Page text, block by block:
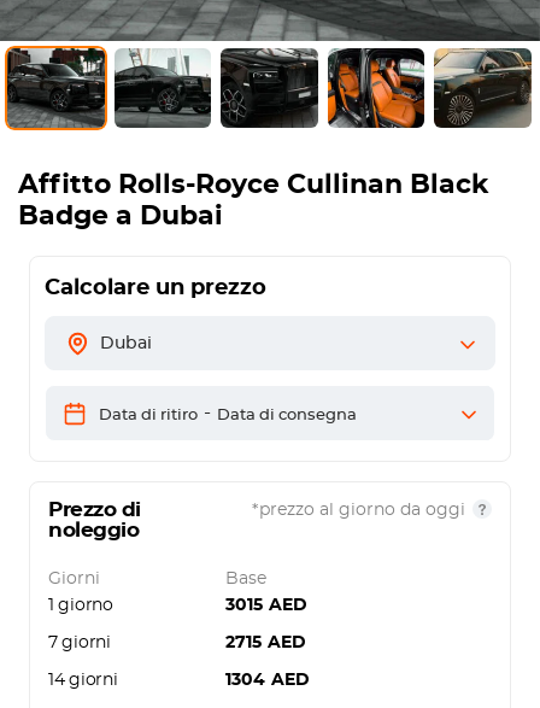
Affitto Rolls-Royce Cullinan Black
Badge a Dubai
Calcolare un prezzo
Dubai
Data di ritiro - Data di consegna
Prezzo di
noleggio
*prezzo al giorno da oggi
Giorni
Base
1 giorno
3015 AED
7 giorni 2715 AED
14 giorni 1304 AED